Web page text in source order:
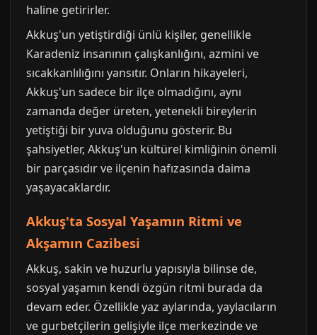
haline getirirler.
Akkuş'un yetiştirdiği ünlü kişiler, genellikle
Karadeniz insanının çalışkanlığını, azmini ve
sıcakkanlılığını yansıtır. Onların hikayeleri,
Akkuş'un sadece bir ilçe olmadığını, aynı
zamanda değer üreten, yetenekli bireylerin
yetiştiği bir yuva olduğunu gösterir. Bu
şahsiyetler, Akkuş'un kültürel kimliğinin önemli
bir parçasıdır ve ilçenin hafızasında daima
yaşayacaklardır.
Akkuş'ta Sosyal Yaşamın Ritmi ve
Akşamın Cazibesi
Akkuş, sakin ve huzurlu yapısıyla bilinse de,
sosyal yaşamın kendi özgün ritmi burada da
devam eder. Özellikle yaz aylarında, yaylacıların
ve gurbetçilerin gelişiyle ilçe merkezinde ve